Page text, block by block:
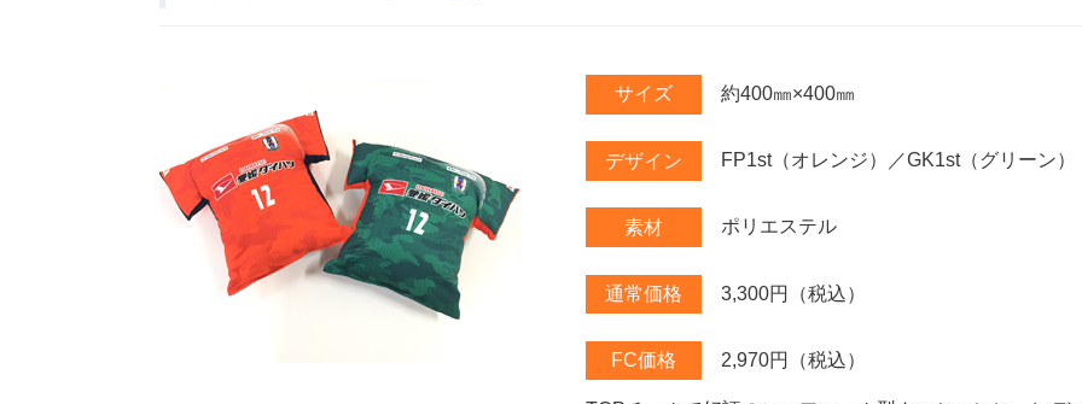
サイズ 約400㎜×400㎜
デザイン FP1st（オレンジ）／GK1st（グリーン）
素材 ポリエステル
通常価格 3,300円（税込）
FC価格 2,970円（税込）